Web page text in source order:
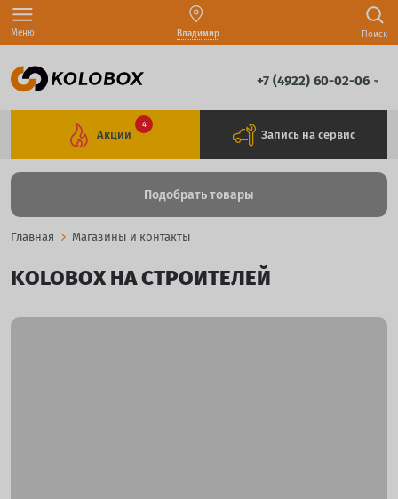
Меню Владимир Поиск
+7 (4922) 60-02-06
Акции
4
Запись на сервис
Подобрать товары
Главная Магазины и контакты
KOLOBOX НА СТРОИТЕЛЕЙ